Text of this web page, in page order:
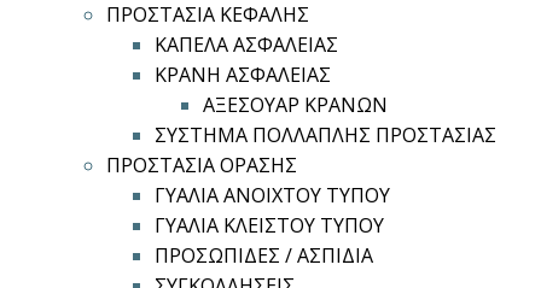
ΠΡΟΣΤΑΣΙΑ ΚΕΦΑΛΗΣ
ΚΑΠΕΛΑ ΑΣΦΑΛΕΙΑΣ
ΚΡΑΝΗ ΑΣΦΑΛΕΙΑΣ
ΑΞΕΣΟΥΑΡ ΚΡΑΝΩΝ
ΣΥΣΤΗΜΑ ΠΟΛΛΑΠΛΗΣ ΠΡΟΣΤΑΣΙΑΣ
ΠΡΟΣΤΑΣΙΑ ΟΡΑΣΗΣ
ΓΥΑΛΙΑ ΑΝΟΙΧΤΟΥ ΤΥΠΟΥ
ΓΥΑΛΙΑ ΚΛΕΙΣΤΟΥ ΤΥΠΟΥ
ΠΡΟΣΩΠΙΔΕΣ / ΑΣΠΙΔΙΑ